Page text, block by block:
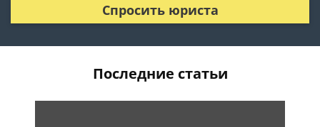
Спросить юриста
Последние статьи